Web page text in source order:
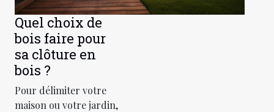
séquelles des suites
d’un traumatisme.
Contre les rides et les
autres...
Quel choix de
bois faire pour
sa clôture en
bois ?
Pour délimiter votre
maison ou votre jardin,